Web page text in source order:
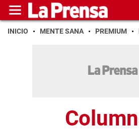
INICIO MENTE SANA PREMIUM